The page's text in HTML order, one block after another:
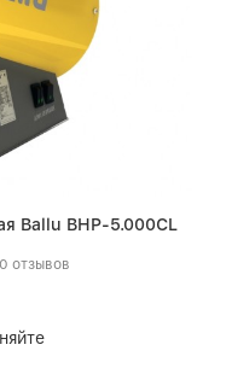
Ballu BHP-5.000СL
0 отзывов